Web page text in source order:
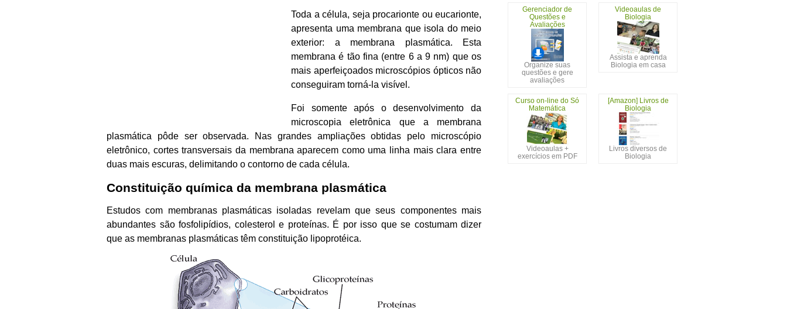
Toda a célula, seja procarionte ou eucarionte,
apresenta uma membrana que isola do meio
exterior: a membrana plasmática. Esta
membrana é tão fina (entre 6 a 9 nm) que os
mais aperfeiçoados microscópios ópticos não
conseguiram torná-la visível.
Foi somente após o desenvolvimento da
microscopia eletrônica que a membrana
plasmática pôde ser observada. Nas grandes ampliações obtidas pelo microscópio
eletrônico, cortes transversais da membrana aparecem como uma linha mais clara entre
duas mais escuras, delimitando o contorno de cada célula.
Constituição química da membrana plasmática
Estudos com membranas plasmáticas isoladas revelam que seus componentes mais
abundantes são fosfolipídios, colesterol e proteínas. É por isso que se costumam dizer
que as membranas plasmáticas têm constituição lipoprotéica.
Gerenciador de
Questões e
Avaliações
Organize suas
questões e gere
avaliações
Videoaulas de
Biologia
Assista e aprenda
Biologia em casa
Curso on-line do Só
Matemática
Videoaulas +
exercícios em PDF
[Amazon] Livros de
Biologia
Livros diversos de
Biologia